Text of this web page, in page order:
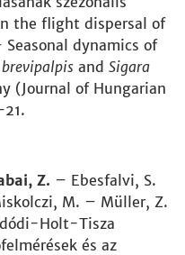
the flight dispersal of
dynamics of
and Sigara
(Journal of Hungarian
Z. – Ebesfalvi, S.
M. – Müller, Z.
Holt-Tisza
és az